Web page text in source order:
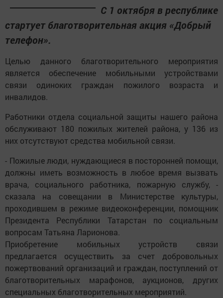
С 1 октября в республике
стартует благотворительная акция «Добрый
телефон».
Целью данного благотворительного мероприятия
является обеспечение мобильными устройствами
связи одиноких граждан пожилого возраста и
инвалидов.
Работники отдела социальной защиты нашего района
обслуживают 180 пожилых жителей района, у 136 из
них отсутствуют средства мобильной связи.
- Пожилые люди, нуждающиеся в посторонней помощи,
должны иметь возможность в любое время вызвать
врача, социального работника, пожарную службу, -
сказала на совещании в Министерстве культуры,
проходившем в режиме видеоконференции, помощник
Президента Республики Татарстан по социальным
вопросам Татьяна Ларионова.
Приобретение мобильных устройств связи
предлагается осуществить за счет добровольных
пожертвований организаций и граждан, поступлений от
благотворительных марафонов, аукционов, других
специальных благотворительных мероприятий.